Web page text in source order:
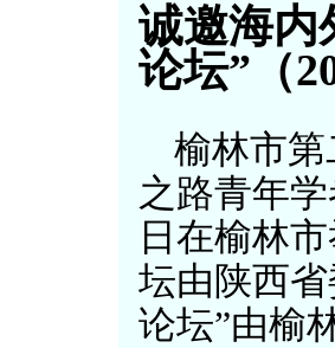
诚邀海内
论坛”（
榆林市第
之路青年
日在榆林
坛由陕西
论坛”由榆